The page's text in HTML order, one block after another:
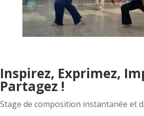
Inspirez, Exprimez,
Partagez !
Stage de composition instantanée et